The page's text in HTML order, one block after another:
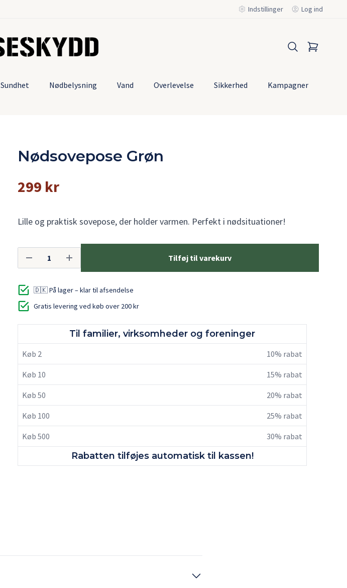
Indstillinger Log ind
Sundhet Nødbelysning Vand Overlevelse Sikkerhed Kampagner
Nødsovepose Grøn
299 kr
Lille og praktisk sovepose, der holder varmen. Perfekt i nødsituationer!
Tilføj til varekurv
🇩🇰 På lager – klar til afsendelse
Gratis levering ved køb over 200 kr
Til familier, virksomheder og foreninger
Køb 2 10% rabat
Køb 10 15% rabat
Køb 50 20% rabat
Køb 100 25% rabat
Køb 500 30% rabat
Rabatten tilføjes automatisk til kassen!